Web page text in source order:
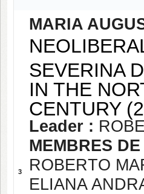
3
MARIA
SEVERINA
IN THE
CENTURY
Leader :
MEMBRES
ROBERTO
ELIANA